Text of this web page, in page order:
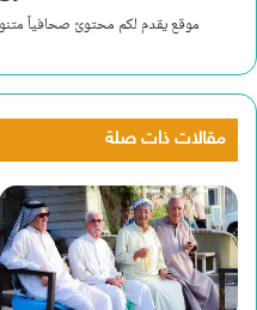
موقع يقدم لكم محتوىً صحافياً
مقالات ذات صلة